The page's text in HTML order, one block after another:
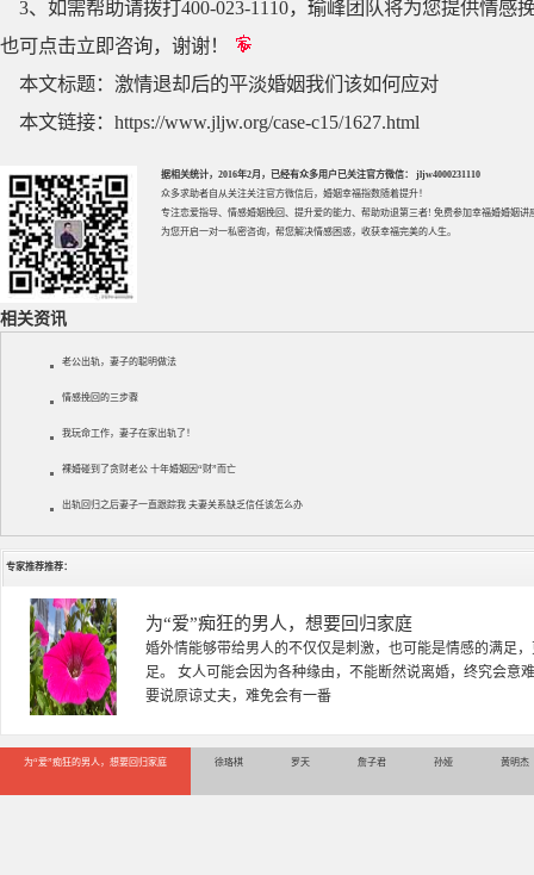
3、如需帮助请拨打400-023-1110，瑜峰团队将为您提供情
也可点击立即咨询，谢谢！
本文标题： 激情退却后的平淡婚姻我们该如何应对
本文链接： https://www.jljw.org/case-c15/1627.html
据相关统计，2016年2月，已经有众多用户已关注官方微信： jljw4000231110
众多求助者自从关注关注官方微信后，婚姻幸福指数随着提升！
专注恋爱指导、 情感婚姻挽回 、提升爱的能力、帮助劝退第三者! 免费参加幸福婚婚姻讲
为您开启一对一私密咨询，帮您解决情感困惑，收获幸福完美的人生。
相关资讯
老公出轨，妻子的聪明做法
情感挽回的三步骤
我玩命工作，妻子在家出轨了！
裸婚碰到了贪财老公 十年婚姻因“财”而亡
出轨回归之后妻子一直跟踪我 夫妻关系缺乏信任该怎么办
专家推荐推荐：
徐珞棋
徐珞棋，婚姻家庭咨询师，毕业于重庆师范大学心理学专业
多年，对婚姻情感分析、恋爱择偶、夫妻关系，情感挽回、
千小时，积累了丰富的咨
为“爱”痴狂的男人，想要回归家庭 徐珞棋 罗天 詹子君 孙娅 黄明杰